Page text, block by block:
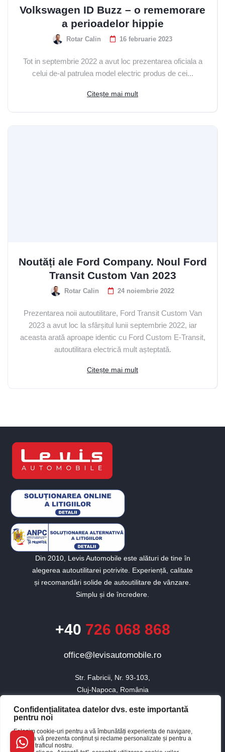
Confidențialitatea datelor dvs. este importantă
pentru noi
Folosim cookie-uri pentru a vă îmbunătăți experiența de navigare,
pentru a vă prezenta conținut și reclame personalizate și pentru a
analiza traficul nostru.
Volkswagen ID Buzz – o rememorare
a perioadelor hippie
Rotar Calin 16 februarie 2023
Tot in septembrie 2022 a avut loc prezentarea oficiala a
celui de-al patrulea model electric produs de cei...
Citește mai mult
Noutăți ale Ford Company. Noul Ford
Transit Custom Van 2023
Rotar Calin 24 noiembrie 2022
Prezentarea noii autoutilitare, Ford Transit Custom Van
2023 a avut loc la sfârșitul lunii septembrie 2022, iar
aceasta arată aproape identic cu Ford Custom E-Transit,
autoutilitara electrică mult așteptată.
Citește mai mult
Din 2010, Levis Automobile este alături de tine în
alegerea autoutilitarei potrivite. Experiență, calitate
și recomandări solide de autoutilitare de vânzare.
Simplu și de încredere.
+40 726 068 868
office@levisautomobile.ro
Str. Fabricii, Nr. 93-103,
Cluj-Napoca, România
© 2010 - 2026 Toate drepturile rezervate Levis Automobile.
Website realizat de Baboon
Buna, cum te pot ajuta?